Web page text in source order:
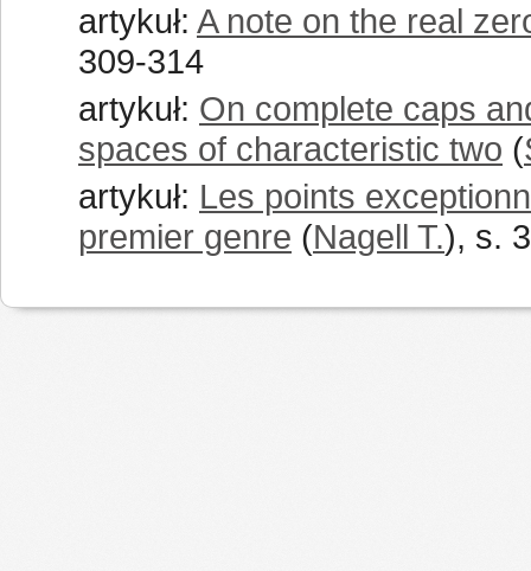
artykuł: A note on the real
309-314
artykuł: On complete caps
spaces of characteristic two (
artykuł: Les points
premier genre (Nagell T.), s.